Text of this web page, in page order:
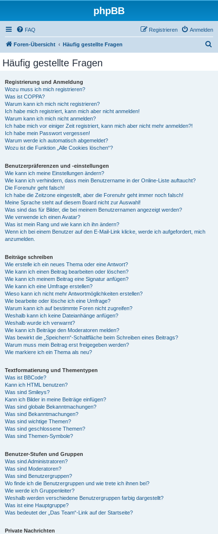
phpBB
FAQ Anmelden
Registrieren
Foren-Übersicht Häufig gestellte Fragen
Häufig gestellte Fragen
Registrierung und Anmeldung
Wozu muss ich mich registrieren?
Was ist COPPA?
Warum kann ich mich nicht registrieren?
Ich habe mich registriert, kann mich aber nicht anmelden!
Warum kann ich mich nicht anmelden?
Ich habe mich vor einiger Zeit registriert, kann mich aber nicht mehr anmelden?!
Ich habe mein Passwort vergessen!
Warum werde ich automatisch abgemeldet?
Wozu ist die Funktion „Alle Cookies löschen“?
Benutzerpräferenzen und -einstellungen
Wie kann ich meine Einstellungen ändern?
Wie kann ich verhindern, dass mein Benutzername in der Online-Liste auftaucht?
Die Forenuhr geht falsch!
Ich habe die Zeitzone eingestellt, aber die Forenuhr geht immer noch falsch!
Meine Sprache steht auf diesem Board nicht zur Auswahl!
Was sind das für Bilder, die bei meinem Benutzernamen angezeigt werden?
Wie verwende ich einen Avatar?
Was ist mein Rang und wie kann ich ihn ändern?
Wenn ich bei einem Benutzer auf den E-Mail-Link klicke, werde ich aufgefordert, mich
anzumelden.
Beiträge schreiben
Wie erstelle ich ein neues Thema oder eine Antwort?
Wie kann ich einen Beitrag bearbeiten oder löschen?
Wie kann ich meinem Beitrag eine Signatur anfügen?
Wie kann ich eine Umfrage erstellen?
Wieso kann ich nicht mehr Antwortmöglichkeiten erstellen?
Wie bearbeite oder lösche ich eine Umfrage?
Warum kann ich auf bestimmte Foren nicht zugreifen?
Weshalb kann ich keine Dateianhänge anfügen?
Weshalb wurde ich verwarnt?
Wie kann ich Beiträge den Moderatoren melden?
Was bewirkt die „Speichern“-Schaltfläche beim Schreiben eines Beitrags?
Warum muss mein Beitrag erst freigegeben werden?
Wie markiere ich ein Thema als neu?
Textformatierung und Thementypen
Was ist BBCode?
Kann ich HTML benutzen?
Was sind Smileys?
Kann ich Bilder in meine Beiträge einfügen?
Was sind globale Bekanntmachungen?
Was sind Bekanntmachungen?
Was sind wichtige Themen?
Was sind geschlossene Themen?
Was sind Themen-Symbole?
Benutzer-Stufen und Gruppen
Was sind Administratoren?
Was sind Moderatoren?
Was sind Benutzergruppen?
Wo finde ich die Benutzergruppen und wie trete ich ihnen bei?
Wie werde ich Gruppenleiter?
Weshalb werden verschiedene Benutzergruppen farbig dargestellt?
Was ist eine Hauptgruppe?
Was bedeutet der „Das Team“-Link auf der Startseite?
Private Nachrichten